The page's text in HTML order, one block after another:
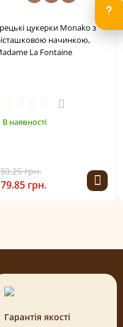
цукерки Мonako з
начинкою,
La Fontaine
В наявності
грн.
грн.
Гарантія якості